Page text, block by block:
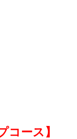
コース】